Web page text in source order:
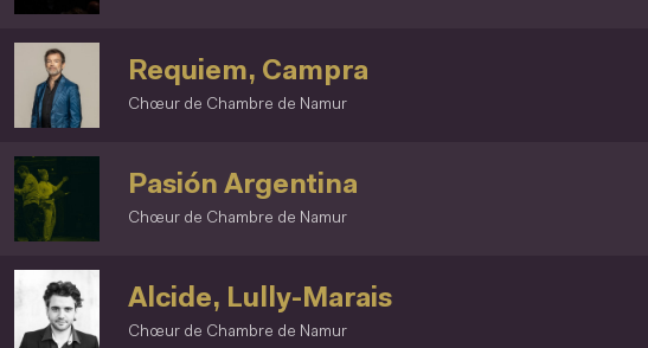
Chœur de Chambre de Namur
Requiem, Campra
Chœur de Chambre de Namur
Pasión Argentina
Chœur de Chambre de Namur
Alcide, Lully-Marais